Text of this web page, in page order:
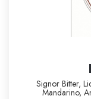
Signor Bitter,
Mandarino,